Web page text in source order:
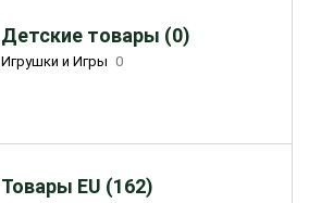
Детские товары (0)
Игрушки и Игры 0
Товары EU (162)